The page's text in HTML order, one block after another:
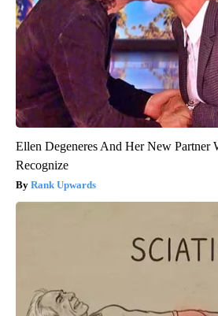
Ellen Degeneres And Her New Partner
Recognize
Rank Upwards